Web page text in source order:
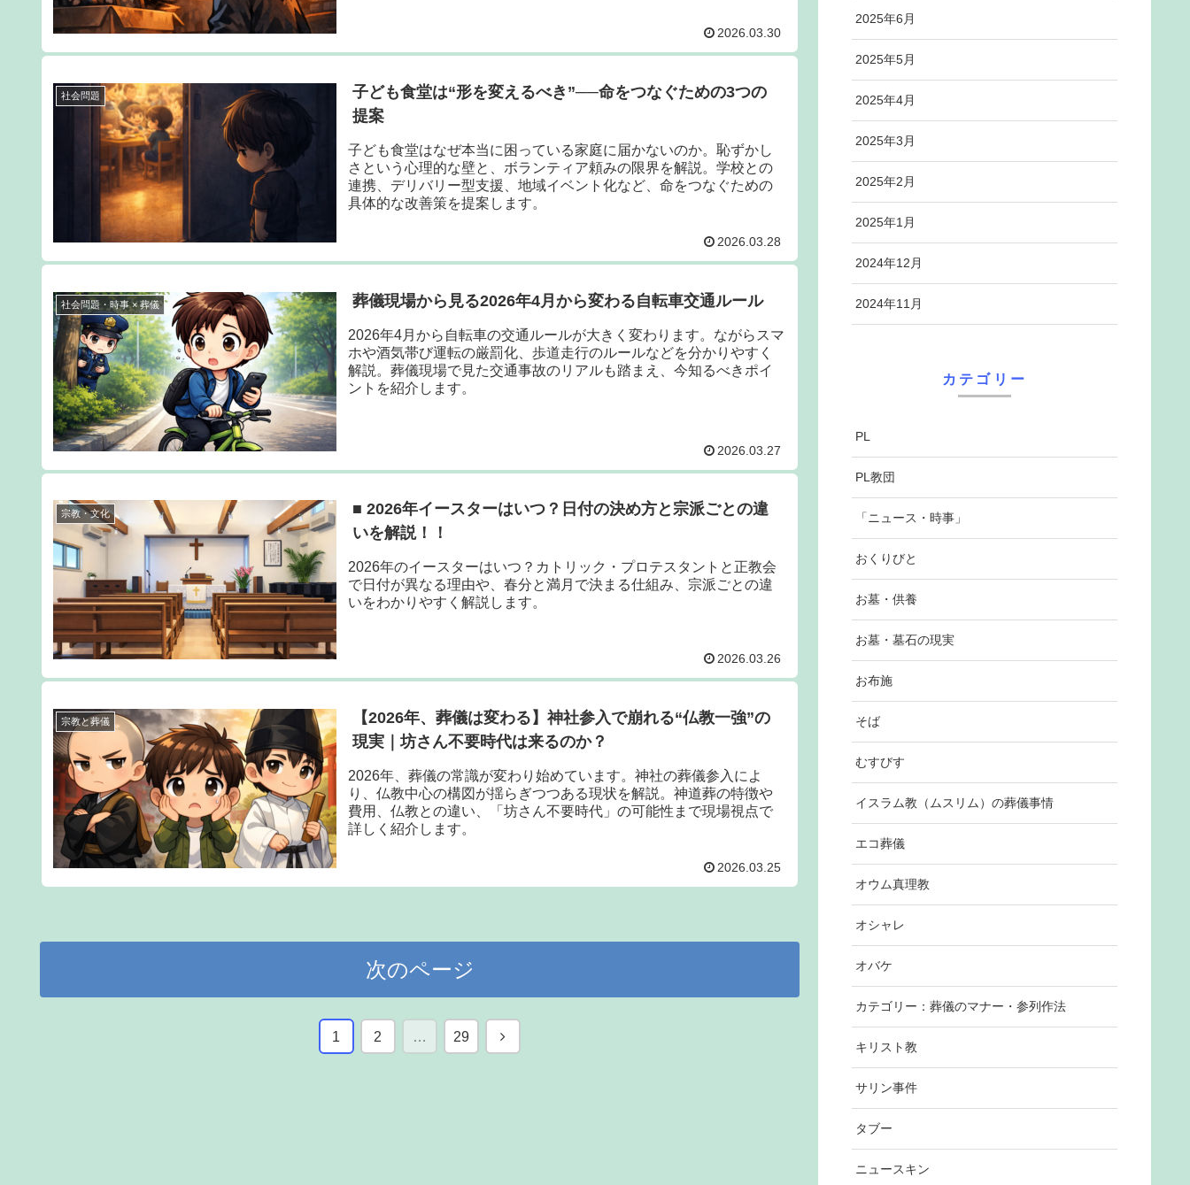
2026.03.30
社会問題
子ども食堂は“形を変えるべき”──命をつなぐための3つの
提案
子ども食堂はなぜ本当に困っている家庭に届かないのか。恥ずかし
さという心理的な壁と、ボランティア頼みの限界を解説。学校との
連携、デリバリー型支援、地域イベント化など、命をつなぐための
具体的な改善策を提案します。
2026.03.28
社会問題・時事 × 葬儀 葬儀現場から見る2026年4月から変わる自転車交通ルール
2026年4月から自転車の交通ルールが大きく変わります。ながらスマ
ホや酒気帯び運転の厳罰化、歩道走行のルールなどを分かりやすく
解説。葬儀現場で見た交通事故のリアルも踏まえ、今知るべきポイ
ントを紹介します。
2026.03.27
宗教・文化
■ 2026年イースターはいつ？日付の決め方と宗派ごとの違
いを解説！！
2026年のイースターはいつ？カトリック・プロテスタントと正教会
で日付が異なる理由や、春分と満月で決まる仕組み、宗派ごとの違
いをわかりやすく解説します。
2026.03.26
宗教と葬儀
【2026年、葬儀は変わる】神社参入で崩れる“仏教一強”の
現実｜坊さん不要時代は来るのか？
2026年、葬儀の常識が変わり始めています。神社の葬儀参入によ
り、仏教中心の構図が揺らぎつつある現状を解説。神道葬の特徴や
費用、仏教との違い、「坊さん不要時代」の可能性まで現場視点で
詳しく紹介します。
2026.03.25
次のページ
1 2 … 29 次
2025年6月
2025年5月
2025年4月
2025年3月
2025年2月
2025年1月
2024年12月
2024年11月
カテゴリー
PL
PL教団
「ニュース・時事」
おくりびと
お墓・供養
お墓・墓石の現実
お布施
そば
むすびす
イスラム教（ムスリム）の葬儀事情
エコ葬儀
オウム真理教
オシャレ
オバケ
カテゴリー：葬儀のマナー・参列作法
キリスト教
サリン事件
タブー
ニュースキン